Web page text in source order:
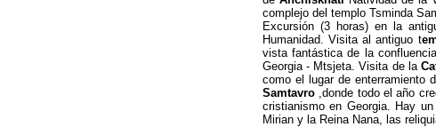
complejo del templo Tsminda
Excursión (3 horas) en la
Humanidad. Visita al antiguo t
vista fantástica de la
Georgia - Mtsjeta. Visita de la
como el lugar de enterramiento
Samtavro ,donde todo el año
cristianismo en Georgia. Hay un
Mirian y la Reina Nana, las